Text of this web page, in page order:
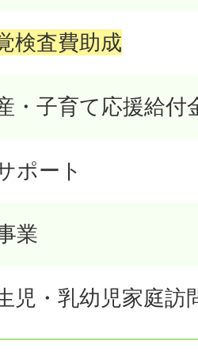
検査費助成
・子育て応援給付
ポート
業
児・乳幼児家庭訪